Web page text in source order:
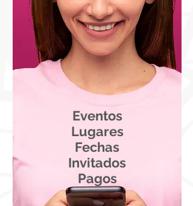
Eventos
Lugares
Fechas
Invitados
Pagos